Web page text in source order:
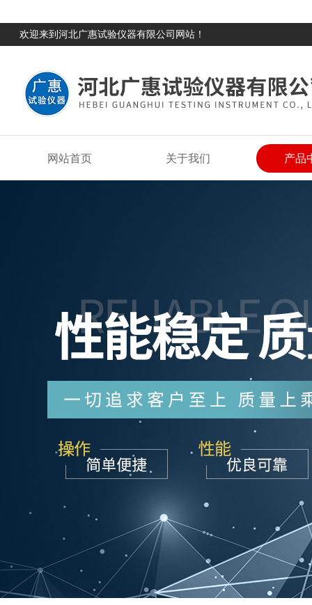
欢迎来到河北广惠试验仪器有限公司网站！
网站首页 关于我们 产品